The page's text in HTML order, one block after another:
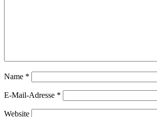
Name *
E-Mail-Adresse *
Website